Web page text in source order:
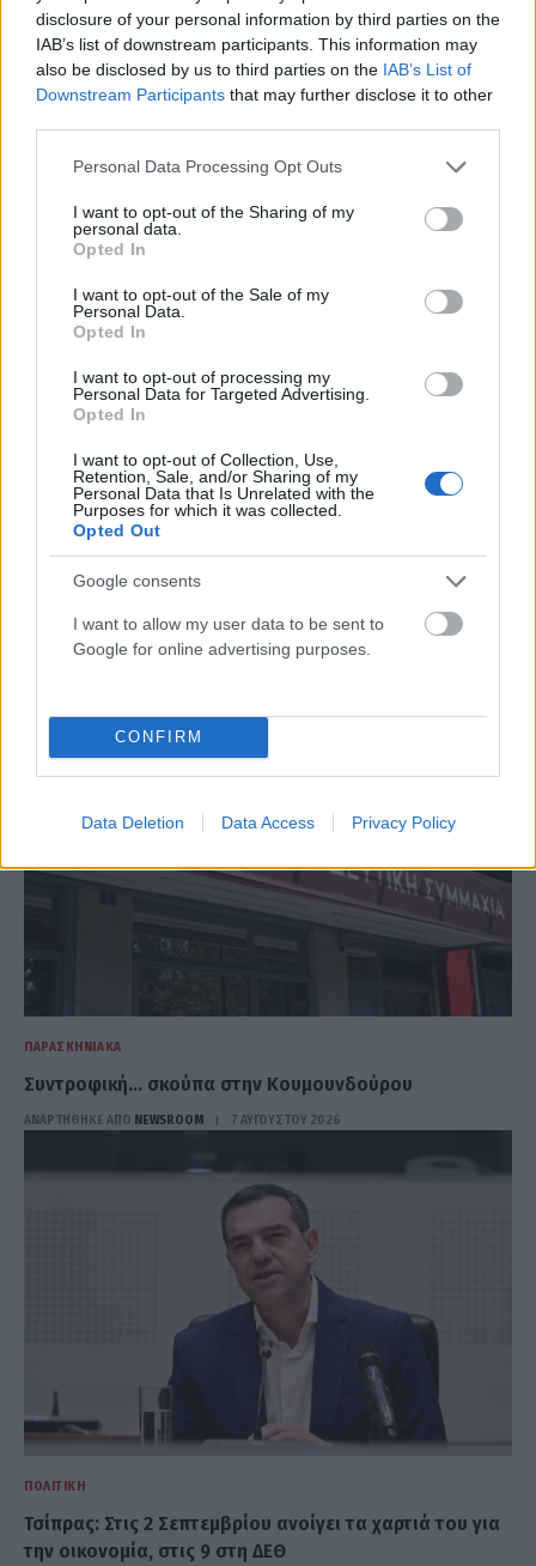
disclosure of your personal information by third parties on the
IAB’s list of downstream participants. This information may
also be disclosed by us to third parties on the IAB’s List of
Downstream Participants that may further disclose it to other
Please note that this website/app uses one or more Google
not limited to your visit or usage behaviour. You may click to
grant or deny consent to Google and its third-party tags to
use your data for below specified purposes in below Google
consent section.
Personal Data Processing Opt Outs
I want to opt-out of the Sharing of my
personal data.
Opted In
I want to opt-out of the Sale of my
Personal Data.
Opted In
I want to opt-out of processing my
Personal Data for Targeted Advertising.
Opted In
I want to opt-out of Collection, Use,
Retention, Sale, and/or Sharing of my
Personal Data that Is Unrelated with the
Purposes for which it was collected.
Opted Out
Google consents
I want to allow my user data to be sent to
Google for online advertising purposes.
CONFIRM
Data Deletion Data Access Privacy Policy
αρχειοθετήσεις οι σκιές μεγαλώνουν
ΑΝΑΡΤΗΘΗΚΕ ΑΠΟGMYLONAS 7 ΑΥΓΟΎΣΤΟΥ 2026
ΠΟΛΙΤΙΚΉ
Αλεξάνδρα Σδούκου: Ο κόσμος θα κρίνει ποιος έχει
σοβαρό σχέδιο και ποιος μοιράζει εύκολες υποσχέσεις
ΠΑΡΑΣΚΗΝΙΑΚΆ
Συντροφική… σκούπα στην Κουμουνδούρου
ΑΝΑΡΤΗΘΗΚΕ ΑΠΟ NEWSROOM 7 ΑΥΓΟΎΣΤΟΥ 2026
ΠΟΛΙΤΙΚΉ
Τσίπρας: Στις 2 Σεπτεμβρίου ανοίγει τα χαρτιά του για
την οικονομία, στις 9 στη ΔΕΘ